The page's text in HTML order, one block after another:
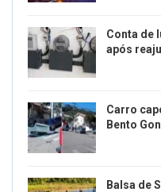
Conta de
após
Carro
Bento
Balsa de